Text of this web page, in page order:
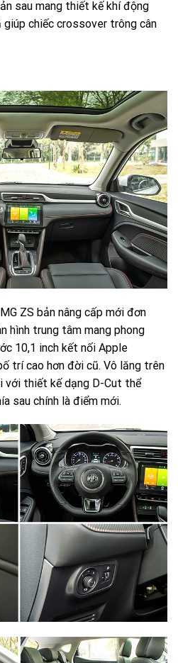
sau mang thiết kế khí động
chiếc crossover trông cân
ZS bản nâng cấp mới đơn
hình trung tâm mang phong
10,1 inch kết nối Apple
trí cao hơn đời cũ. Vô lăng trên
với thiết kế dạng D-Cut thể
sau chính là điểm mới.